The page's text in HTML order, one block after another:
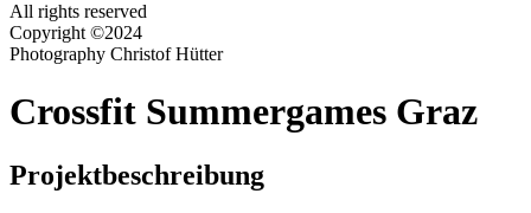
All rights reserved
Copyright ©2024
Photography Christof Hütter
Crossfit Summergames Graz
Projektbeschreibung